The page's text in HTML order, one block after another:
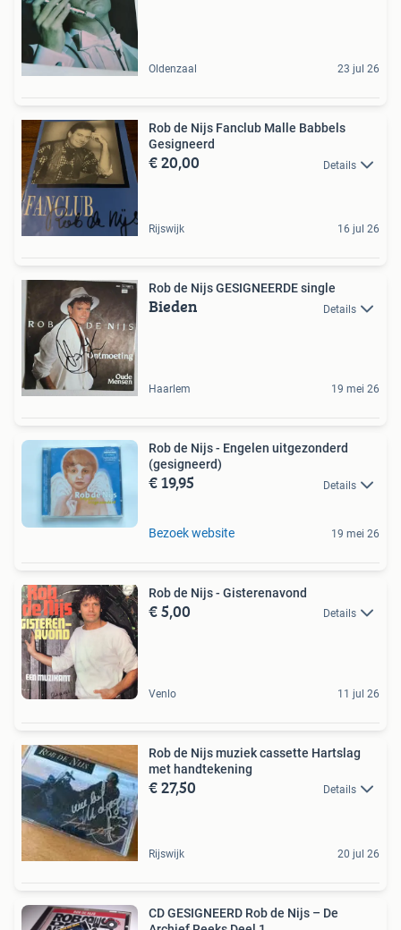
Oldenzaal 23 jul 26
Rob de Nijs Fanclub Malle Babbels
Gesigneerd
€ 20,00 Details
Rijswijk 16 jul 26
Rob de Nijs GESIGNEERDE single
Bieden Details
Haarlem 19 mei 26
Rob de Nijs - Engelen uitgezonderd
(gesigneerd)
€ 19,95 Details
Bezoek website 19 mei 26
Rob de Nijs - Gisterenavond
€ 5,00 Details
Venlo 11 jul 26
Rob de Nijs muziek cassette Hartslag
met handtekening
€ 27,50 Details
Rijswijk 20 jul 26
CD GESIGNEERD Rob de Nijs – De